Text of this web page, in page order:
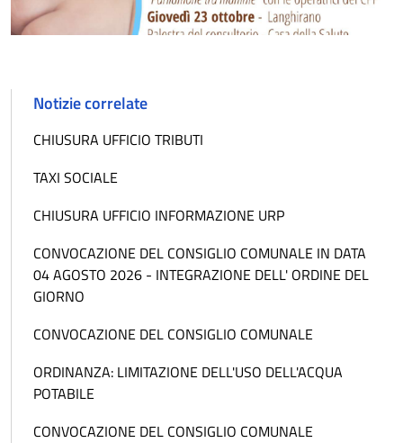
Notizie correlate
CHIUSURA UFFICIO TRIBUTI
TAXI SOCIALE
CHIUSURA UFFICIO INFORMAZIONE URP
CONVOCAZIONE DEL CONSIGLIO COMUNALE IN DATA
04 AGOSTO 2026 - INTEGRAZIONE DELL' ORDINE DEL
GIORNO
CONVOCAZIONE DEL CONSIGLIO COMUNALE
ORDINANZA: LIMITAZIONE DELL'USO DELL'ACQUA
POTABILE
CONVOCAZIONE DEL CONSIGLIO COMUNALE